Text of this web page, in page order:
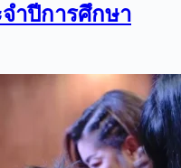
ำปีการศึกษา